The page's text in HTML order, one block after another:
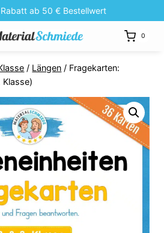
Rabatt ab 50 € Bestellwert
0
/ Längen / Fragekarten:
Klasse)